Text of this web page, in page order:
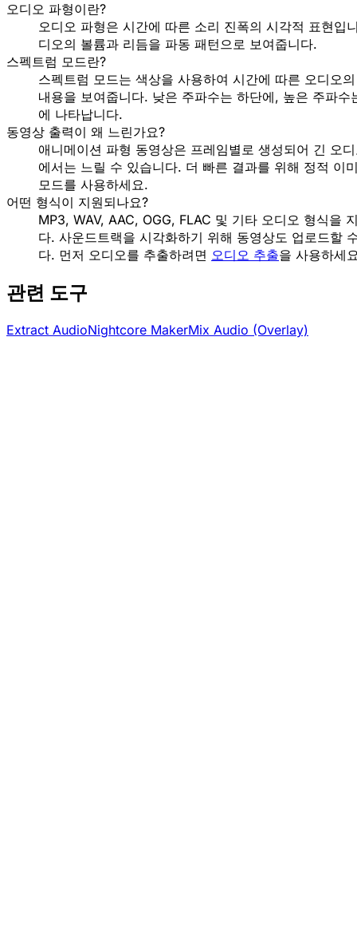
오디오 파형이란?
오디오 파형은 시간에 따른 소리 진폭의 시각적 표현입
디오의 볼륨과 리듬을 파동 패턴으로 보여줍니다.
스펙트럼 모드란?
스펙트럼 모드는 색상을 사용하여 시간에 따른 오디오
내용을 보여줍니다. 낮은 주파수는 하단에, 높은 주파수
에 나타납니다.
동영상 출력이 왜 느린가요?
애니메이션 파형 동영상은 프레임별로 생성되어 긴 오
에서는 느릴 수 있습니다. 더 빠른 결과를 위해 정적 이
모드를 사용하세요.
어떤 형식이 지원되나요?
MP3, WAV, AAC, OGG, FLAC 및 기타 오디오 형식을
다. 사운드트랙을 시각화하기 위해 동영상도 업로드할
다. 먼저 오디오를 추출하려면 오디오 추출을 사용하세
관련 도구
Extract AudioNightcore MakerMix Audio (Overlay)